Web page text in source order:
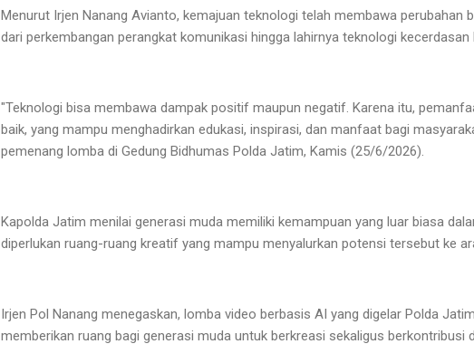
Menurut Irjen Nanang Avianto, kemajuan teknologi telah membawa perubahan
dari perkembangan perangkat komunikasi hingga lahirnya teknologi kecerdasan
"Teknologi bisa membawa dampak positif maupun negatif. Karena itu,
baik, yang mampu menghadirkan edukasi, inspirasi, dan manfaat bagi
pemenang lomba di Gedung Bidhumas Polda Jatim, Kamis (25/6/2026).
Kapolda Jatim menilai generasi muda memiliki kemampuan yang luar biasa
diperlukan ruang-ruang kreatif yang mampu menyalurkan potensi tersebut ke
Irjen Pol Nanang menegaskan, lomba video berbasis AI yang digelar Polda
memberikan ruang bagi generasi muda untuk berkreasi sekaligus